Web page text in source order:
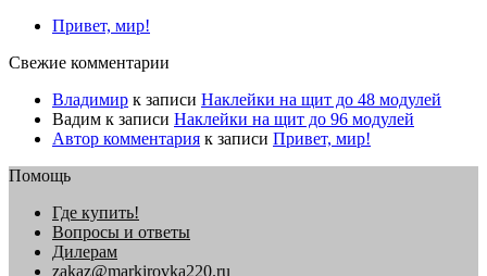
Привет, мир!
Свежие комментарии
Владимир к записи Наклейки на щит до 48 модулей
Вадим к записи Наклейки на щит до 96 модулей
Автор комментария к записи Привет, мир!
Помощь
Где купить!
Вопросы и ответы
Дилерам
zakaz@markirovka220.ru